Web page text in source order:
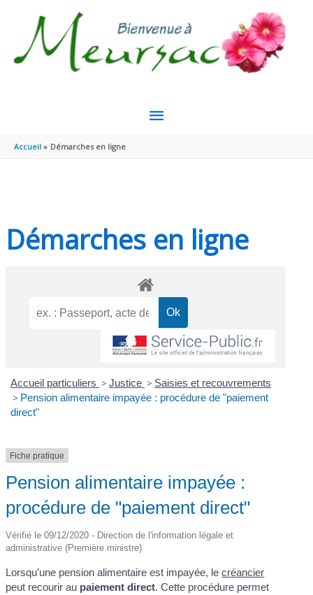
MENU
Accueil Démarches en ligne
Démarches en ligne
Accueil particuliers > Justice > Saisies et recouvrements
> Pension alimentaire impayée : procédure de "paiement
direct"
Fiche pratique
Pension alimentaire impayée :
procédure de "paiement direct"
Vérifié le 09/12/2020 - Direction de l'information légale et
administrative (Première ministre)
Lorsqu'une pension alimentaire est impayée, lecréancier
peut recourir au paiement direct. Cette procédure permet